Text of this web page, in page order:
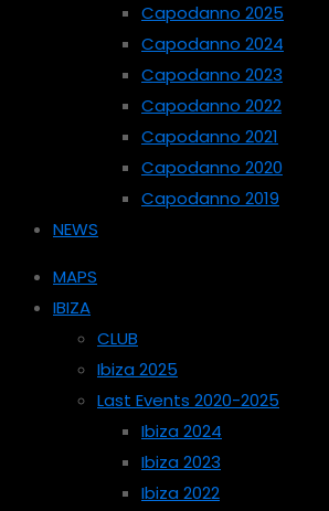
Capodanno 2025
Capodanno 2024
Capodanno 2023
Capodanno 2022
Capodanno 2021
Capodanno 2020
Capodanno 2019
NEWS
MAPS
IBIZA
CLUB
Ibiza 2025
Last Events 2020-2025
Ibiza 2024
Ibiza 2023
Ibiza 2022